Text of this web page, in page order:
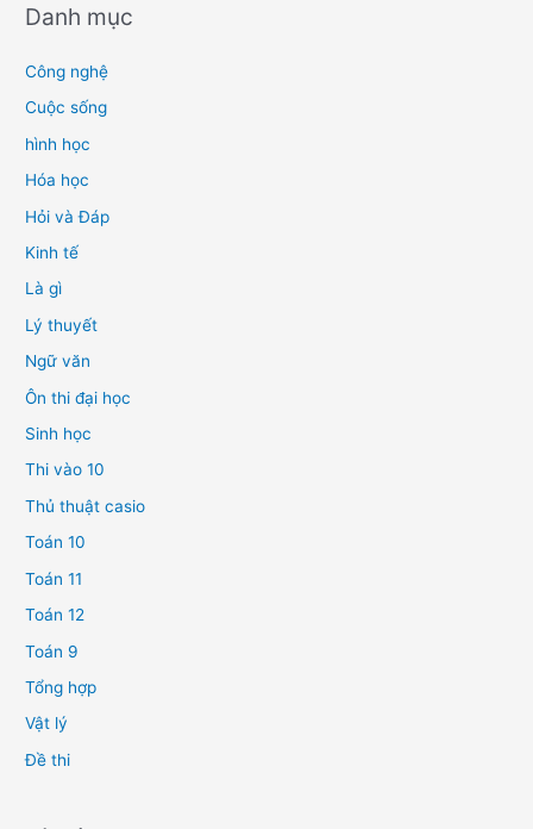
Danh mục
Công nghệ
Cuộc sống
hình học
Hóa học
Hỏi và Đáp
Kinh tế
Là gì
Lý thuyết
Ngữ văn
Ôn thi đại học
Sinh học
Thi vào 10
Thủ thuật casio
Toán 10
Toán 11
Toán 12
Toán 9
Tổng hợp
Vật lý
Đề thi